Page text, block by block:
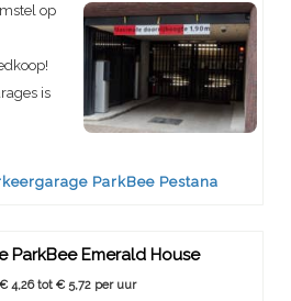
op
is
ParkBee Pestana
ParkBee Emerald House
4,26 tot € 5,72 per uur